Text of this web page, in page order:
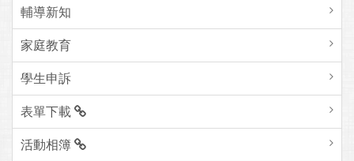
輔導新知
家庭教育
學生申訴
表單下載
活動相簿